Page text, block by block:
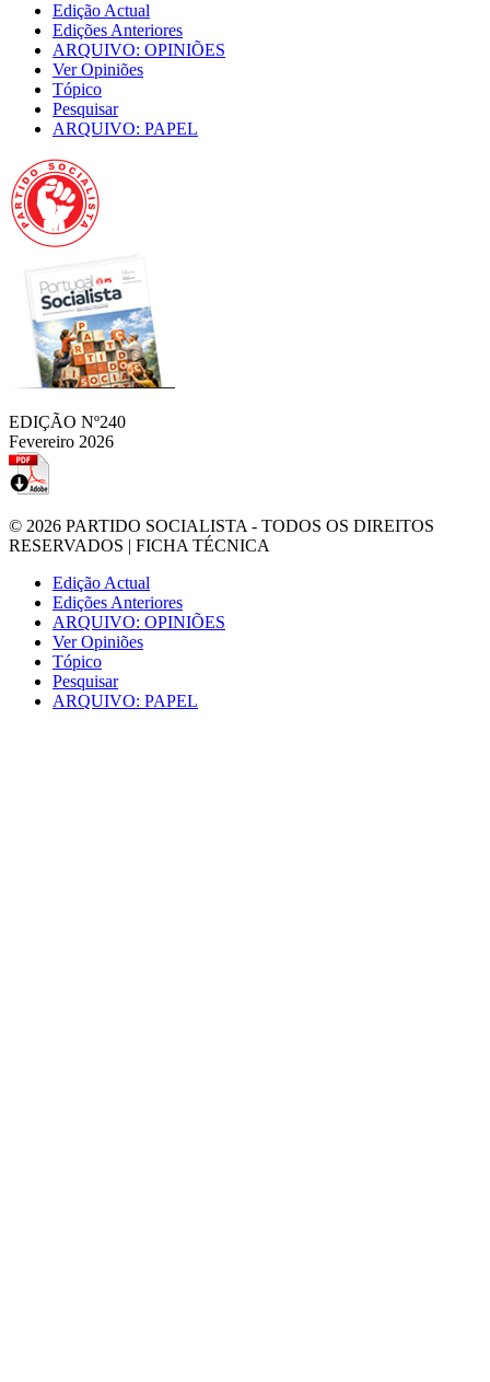
Edição Actual
Edições Anteriores
ARQUIVO: OPINIÕES
Ver Opiniões
Tópico
Pesquisar
ARQUIVO: PAPEL
EDIÇÃO Nº240
Fevereiro 2026
© 2026 PARTIDO SOCIALISTA - TODOS OS DIREITOS
RESERVADOS | FICHA TÉCNICA
Edição Actual
Edições Anteriores
ARQUIVO: OPINIÕES
Ver Opiniões
Tópico
Pesquisar
ARQUIVO: PAPEL